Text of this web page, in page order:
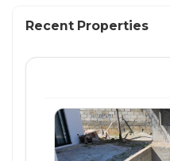
Recent Properties